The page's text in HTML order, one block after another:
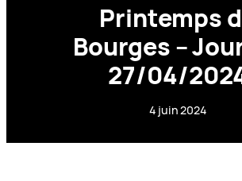
Printemps
Bourges –
27/04/
4 juin 2024